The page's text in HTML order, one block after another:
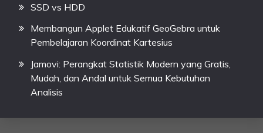
SSD vs HDD
Membangun Applet Edukatif GeoGebra untuk
Pembelajaran Koordinat Kartesius
Jamovi: Perangkat Statistik Modern yang Gratis,
Mudah, dan Andal untuk Semua Kebutuhan
Analisis